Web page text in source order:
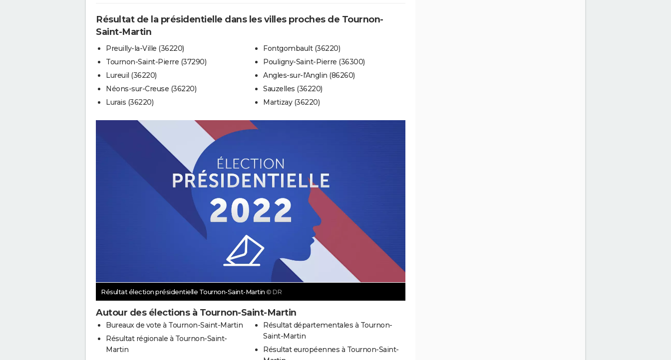
Résultat de la présidentielle dans les villes proches de Tournon-
Saint-Martin
Preuilly-la-Ville (36220)
Tournon-Saint-Pierre (37290)
Lureuil (36220)
Néons-sur-Creuse (36220)
Lurais (36220)
Fontgombault (36220)
Pouligny-Saint-Pierre (36300)
Angles-sur-l'Anglin (86260)
Sauzelles (36220)
Martizay (36220)
Résultat élection présidentielle Tournon-Saint-Martin © DR
Autour des élections à Tournon-Saint-Martin
Bureaux de vote à Tournon-Saint-Martin
Résultat régionale à Tournon-Saint-
Martin
Résultat départementales à Tournon-
Saint-Martin
Résultat européennes à Tournon-Saint-